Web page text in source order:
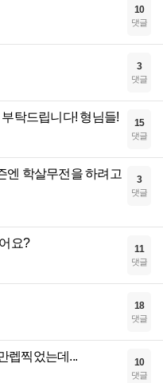
10
댓글
3
댓글
탁드립니다! 형님들! 15
댓글
엔 학살무전을 하려고
3
댓글
요? 11
댓글
18
댓글
렙찍었는데... 10
댓글